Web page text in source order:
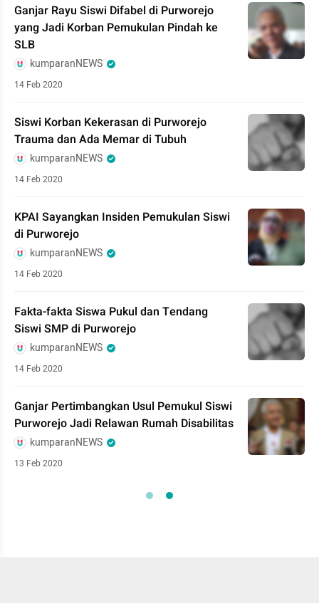
Ganjar Rayu Siswi Difabel di Purworejo
yang Jadi Korban Pemukulan Pindah ke
SLB
kumparanNEWS
14 Feb 2020
Siswi Korban Kekerasan di Purworejo
Trauma dan Ada Memar di Tubuh
kumparanNEWS
14 Feb 2020
KPAI Sayangkan Insiden Pemukulan Siswi
di Purworejo
kumparanNEWS
14 Feb 2020
Fakta-fakta Siswa Pukul dan Tendang
Siswi SMP di Purworejo
kumparanNEWS
14 Feb 2020
Ganjar Pertimbangkan Usul Pemukul Siswi
Purworejo Jadi Relawan Rumah Disabilitas
kumparanNEWS
13 Feb 2020